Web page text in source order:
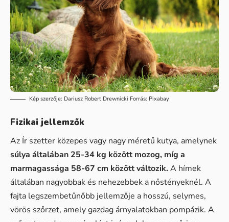
Kép szerzője: Dariusz Robert Drewnicki Forrás: Pixabay
Fizikai jellemzők
Az Ír szetter közepes vagy nagy méretű kutya, amelynek
súlya általában 25-34 kg között mozog, míg a
marmagassága 58-67 cm között változik.A hímek
általában nagyobbak és nehezebbek a nőstényeknél. A
fajta legszembetűnőbb jellemzője a hosszú, selymes,
vörös szőrzet, amely gazdag árnyalatokban pompázik. A